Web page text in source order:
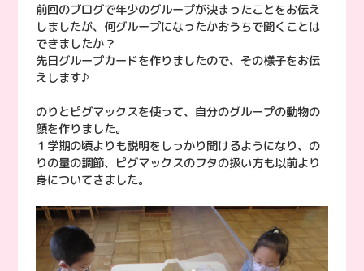
前回のブログで年少のグループが決まったことをお伝え
しましたが、何グループになったかおうちで聞くことは
できましたか？
先日グループカードを作りましたので、その様子をお伝
えします♪
のりとピグマックスを使って、自分のグループの動物の
顔を作りました。
１学期の頃よりも説明をしっかり聞けるようになり、の
りの量の調節、ピグマックスのフタの扱い方も以前より
身についてきました。